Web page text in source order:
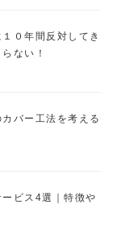
０年間反対してき
ない！
バー工法を考える
ビス4選｜特徴や